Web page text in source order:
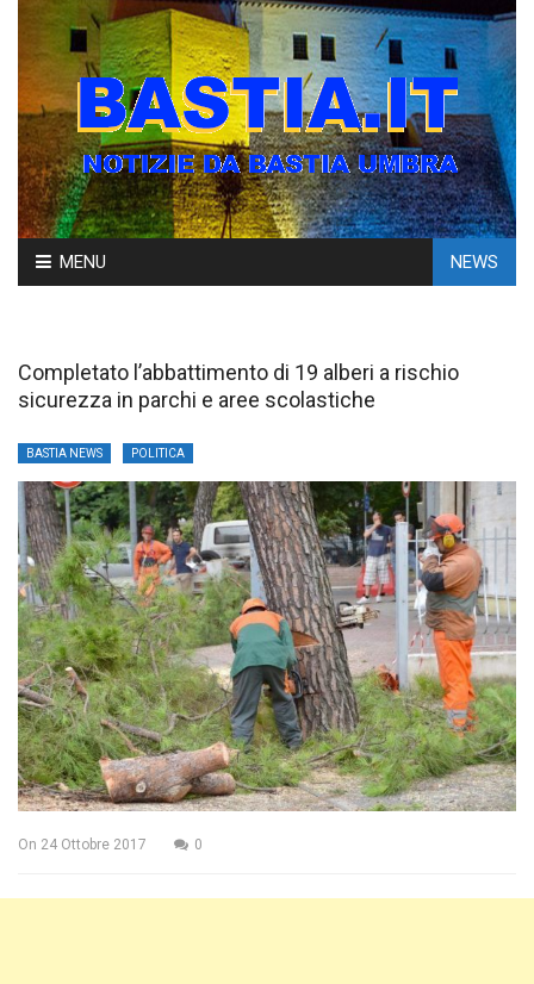
Skip
to
MENU NEWS
Completato l’abbattimento di 19 alberi a rischio
sicurezza in parchi e aree scolastiche
BASTIA NEWS POLITICA
On 24 Ottobre 2017 0